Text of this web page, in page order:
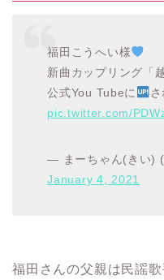
福田こうへい様
新曲カップリング「
公式You Tubeに
pic.twitter.com/
— まーちゃん(きい)
January 4, 2021
福田さんの父親は民謡